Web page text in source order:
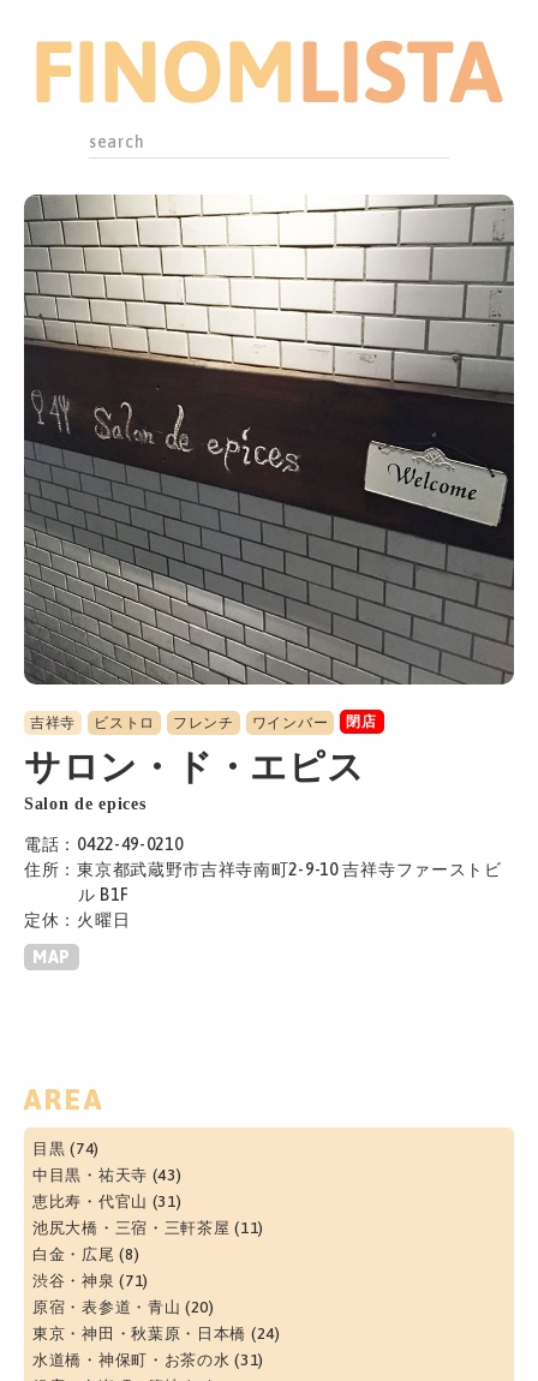
吉祥寺 ビストロ フレンチ ワインバー 閉店
サロン・ド・エピス
Salon de epices
電話：0422-49-0210
住所：東京都武蔵野市吉祥寺南町2-9-10 吉祥寺ファーストビ
ル B1F
定休：火曜日
MAP
AREA
目黒 (74)
中目黒・祐天寺 (43)
恵比寿・代官山 (31)
池尻大橋・三宿・三軒茶屋 (11)
白金・広尾 (8)
渋谷・神泉 (71)
原宿・表参道・青山 (20)
東京・神田・秋葉原・日本橋 (24)
水道橋・神保町・お茶の水 (31)